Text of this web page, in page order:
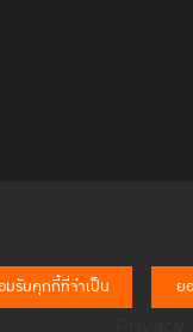
มรับคุกกี้ที่จำเป็น ย